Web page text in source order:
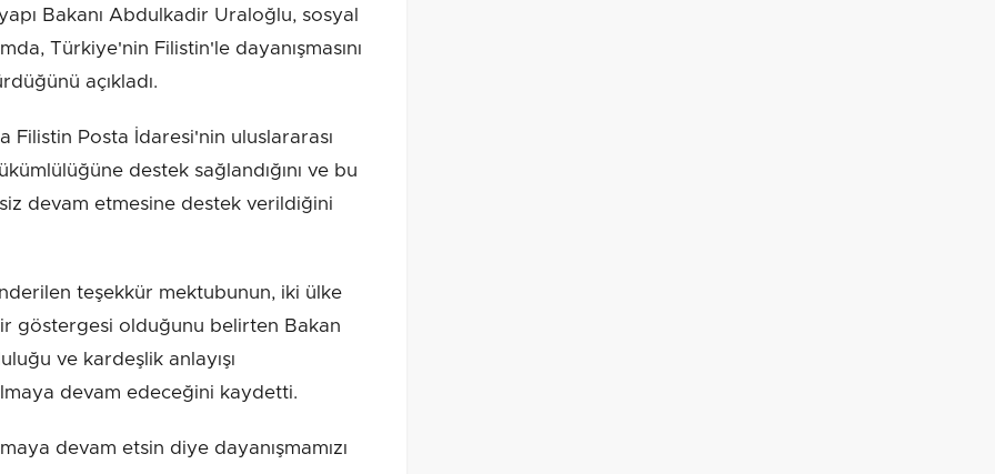
Bakanı Abdulkadir Uraloğlu, sosyal
Türkiye'nin Filistin'le dayanışmasını
açıkladı.
Filistin Posta İdaresi'nin uluslararası
destek sağlandığını ve bu
devam etmesine destek verildiğini
teşekkür mektubunun, iki ülke
göstergesi olduğunu belirten Bakan
ve kardeşlik anlayışı
devam edeceğini kaydetti.
devam etsin diye dayanışmamızı